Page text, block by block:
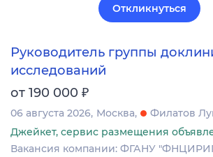
Откликнуться
Руководитель группы
исследований
от 190 000 ₽
06 августа 2026 Москва
Филатов
Джейкет, сервис размещения
Вакансия компании: ФГАНУ